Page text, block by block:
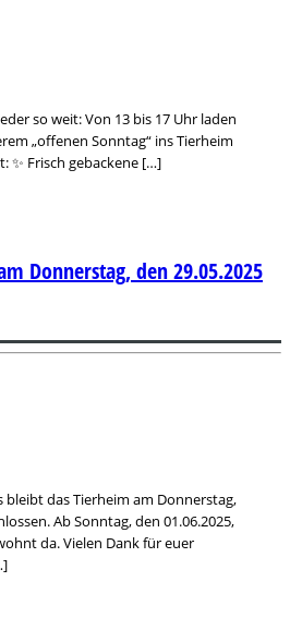
so weit: Von 13 bis 17 Uhr laden
„offenen Sonntag“ ins Tierheim
✨ Frisch gebackene […]
bleibt das Tierheim am Donnerstag,
Ab Sonntag, den 01.06.2025,
da. Vielen Dank für euer
Donnerstag, den 29.05.2025